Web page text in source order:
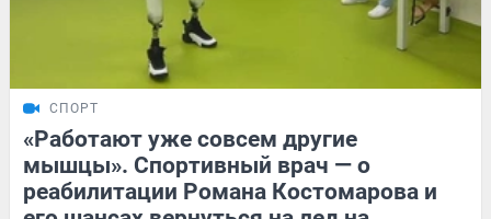
СПОРТ
«Работают уже совсем другие
мышцы». Спортивный врач — о
реабилитации Романа Костомарова и